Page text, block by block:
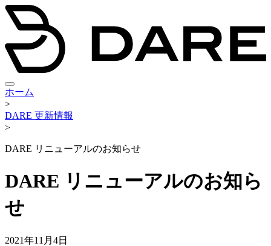
ホーム
>
DARE 更新情報
>
DARE リニューアルのお知らせ
DARE リニューアルのお知ら
せ
2021年11月4日